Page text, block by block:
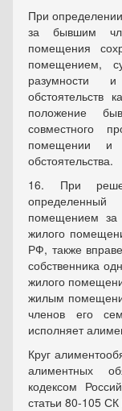
При
за бывшим
помещения
помещением,
разумности
обстоятельств
положение
совместного
помещении и
обстоятельства.
16. При
помещением за
жилого
РФ, также
собственника
жилого
жилым
членов его
исполняет
Круг
алиментных
кодексом
статьи 80-105